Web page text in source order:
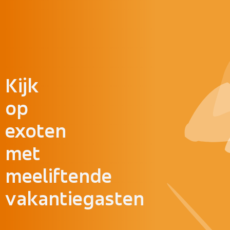
Kijk
op
exoten
met
meeliftende
vakantiegasten